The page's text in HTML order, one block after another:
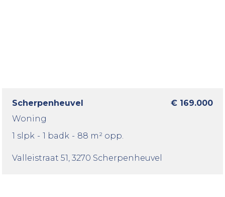
Scherpenheuvel
€ 169.000
Woning
1 slpk - 1 badk - 88 m² opp.
Valleistraat 51 , 3270 Scherpenheuvel